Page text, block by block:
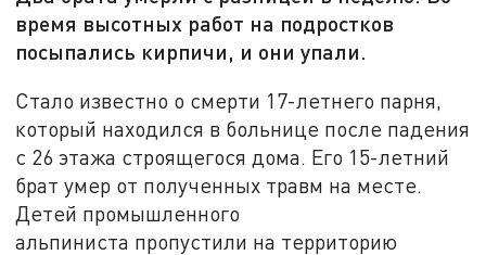
время высотных работ на подростков
посыпались кирпичи, и они упали.
Стало известно о смерти 17-летнего парня,
который находился в больнице после падения
с 26 этажа строящегося дома. Его 15-летний
брат умер от полученных травм на месте.
Детей промышленного
альпиниста пропустили на территорию